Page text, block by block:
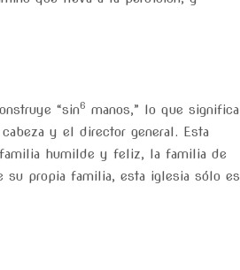
“sin6 manos,” lo que significa
y el director general. Esta
humilde y feliz, la familia de
propia familia, esta iglesia sólo es